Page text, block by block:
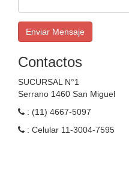
Enviar Mensaje
Contactos
SUCURSAL N°1
Serrano 1460 San Miguel
: (11) 4667-5097
: Celular 11-3004-7595